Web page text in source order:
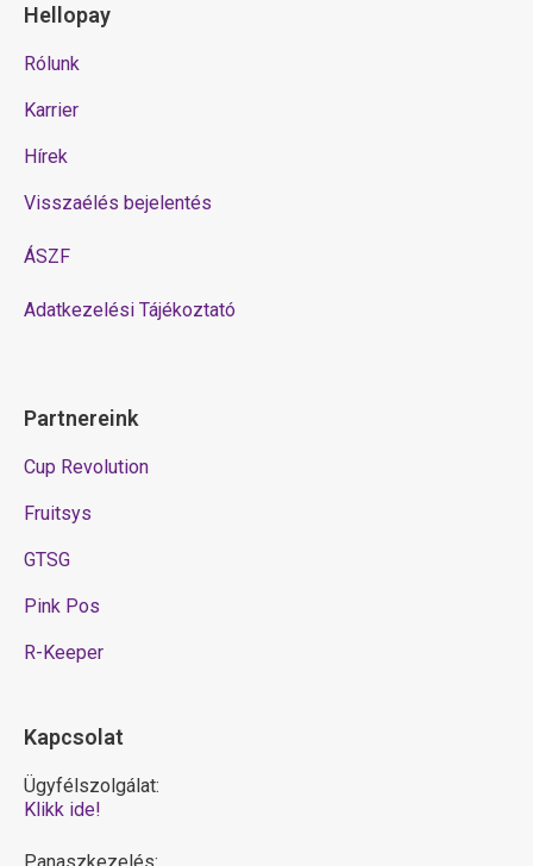
Hellopay
Rólunk
Karrier
Hírek
Visszaélés bejelentés
ÁSZF
Adatkezelési Tájékoztató
Partnereink
Cup Revolution
Fruitsys
GTSG
Pink Pos
R-Keeper
Kapcsolat
Ügyfélszolgálat:
Klikk ide!